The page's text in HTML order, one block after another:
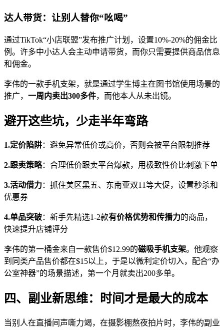
达人带货：让别人替你“吆喝”
通过TikTok“小店联盟”发布推广计划，设置10%-20%的佣金比
例。许多中小达人会主动申请带货，而你只需要提供商品信息
和佣金。
李伟的一款手机支架，就是通过学生博主在图书馆使用场景的
推广， 一周内卖出300多件，而他本人从未出镜。
避开这些坑，少走半年弯路
1.定价陷阱：避免异常低价或高价，否则会被平台限制推荐
2.跟卖策略：合理低价跟卖平台爆款，用极致性价比刺激下单
3.活动借力：抓住美区黑五、东南亚双11等大促，设置秒杀和
优惠券
4.单品突破：新手先精选1-2款有价格优势和传播力的商品，
快速提升店铺评分
李伟的第一桶金来自一款售价$12.99的磁吸手机支架。他观察
到同类产品售价都在$15以上，于是以微利定价切入，配合“办
公室神器”的场景描述，第一个月就卖出200多单。
四、副业新思维：时间才是最大的成本
当别人在直播间声嘶力竭，在摄影棚熬夜拍片时，李伟的副业